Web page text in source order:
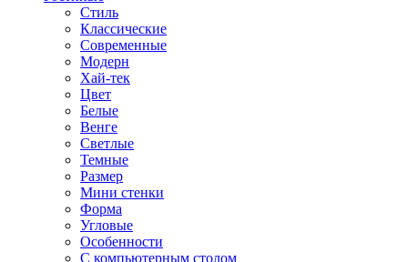
Стиль
Классические
Современные
Модерн
Хай-тек
Цвет
Белые
Венге
Светлые
Темные
Размер
Мини стенки
Форма
Угловые
Особенности
С компьютерным столом